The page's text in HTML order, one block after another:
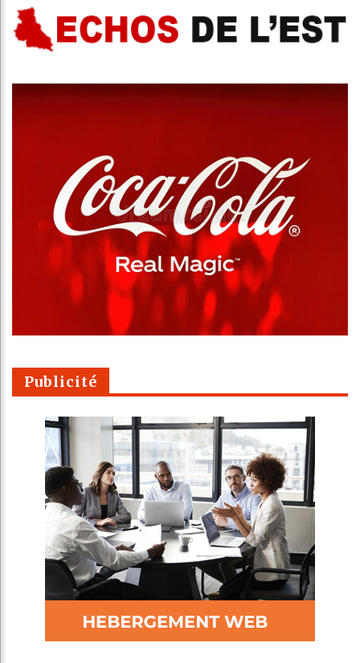
Publicité